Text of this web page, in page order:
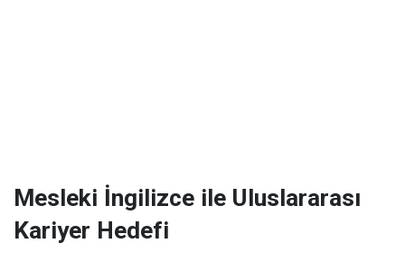
Mesleki İngilizce ile Uluslararası
Kariyer Hedefi